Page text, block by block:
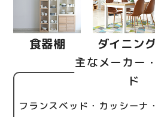
食器棚 ダイニン
主なメーカー
ド
フランスベッド・カッシーナ